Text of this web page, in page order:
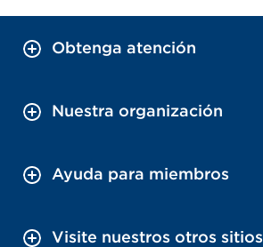
Obtenga atención
Nuestra organización
Ayuda para miembros
Visite nuestros otros sitios